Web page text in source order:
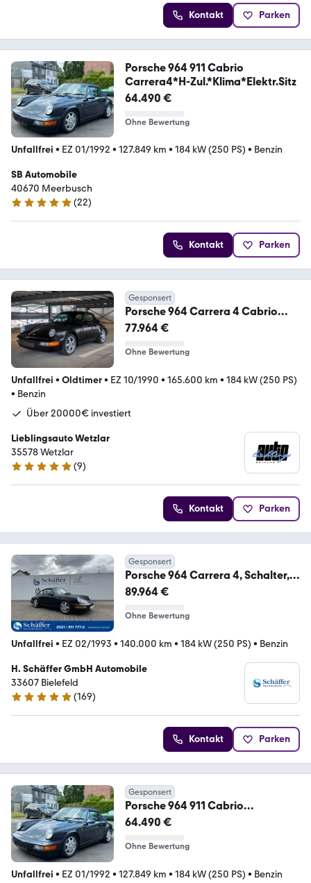
Kontakt Parken
Porsche 964 911 Cabrio
Carrera4*H-Zul.*Klima*Elektr.Sitz
64.490 €
Ohne Bewertung
Unfallfrei • EZ 01/1992 • 127.849 km • 184 kW (250 PS) • Benzin
SB Automobile
40670 Meerbusch
5 Sterne
(22)
Kontakt Parken
Gesponsert
Porsche 964 Carrera 4 Cabrio
Handschalter Sammlerzustand
77.964 €
Ohne Bewertung
Unfallfrei • Oldtimer• EZ 10/1990 • 165.600 km • 184 kW (250 PS)
• Benzin
Über 20000€ investiert
Lieblingsauto Wetzlar
35578 Wetzlar
5 Sterne
(9)
Kontakt Parken
Gesponsert
Porsche 964 Carrera 4, Schalter,
Deutsche Erstauslief...
89.964 €
Ohne Bewertung
Unfallfrei • EZ 02/1993 • 140.000 km • 184 kW (250 PS) • Benzin
H. Schäffer GmbH Automobile
33607 Bielefeld
4.9 Sterne
(169)
Kontakt Parken
Gesponsert
Porsche 964 911 Cabrio
Carrera4*H-Zul.*Klima*Elektr.Sitz
64.490 €
Ohne Bewertung
Unfallfrei • EZ 01/1992 • 127.849 km • 184 kW (250 PS) • Benzin